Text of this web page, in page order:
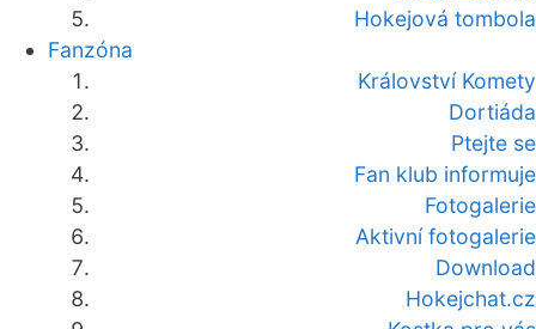
Hokejová tombola
Fanzóna
Království Komety
Dortiáda
Ptejte se
Fan klub informuje
Fotogalerie
Aktivní fotogalerie
Download
Hokejchat.cz